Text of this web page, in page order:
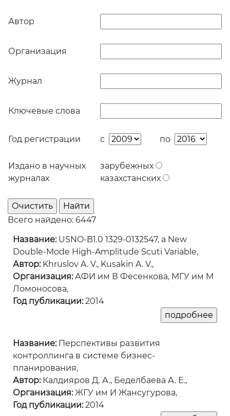
Автор
Организация
Журнал
Ключевые слова
Год регистрации с по
Издано в научных
журналах
зарубежных
казахстанских
Всего найдено: 6447
Название:USNO-B1.0 1329-0132547, a New
Double-Mode High-Amplitude Scuti Variable,
Автор:Khruslov A. V., Kusakin A. V.,
Организация:АФИ им В Фесенкова, МГУ им М
Ломоносова,
Год публикации:2014
Название:Перспективы развития
контроллинга в системе бизнес-
планирования,
Автор:Калдияров Д. А., Беделбаева А. Е.,
Организация:ЖГУ им И Жансугурова,
Год публикации:2014